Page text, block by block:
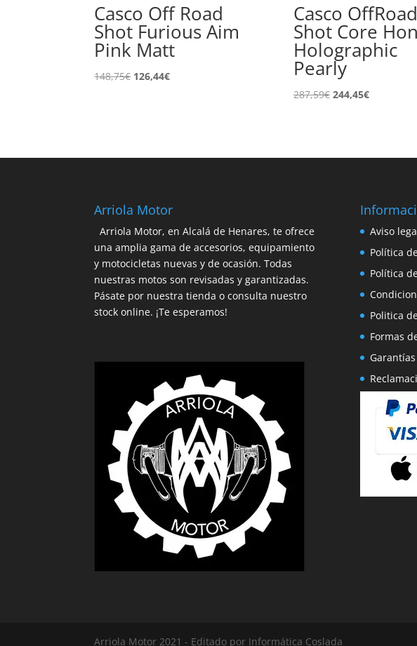
Casco Off Road
Shot Furious Aim
Pink Matt
148,75€ El
126,44€El
Casco OffRoad
Shot Core
Holographic
Pearly
287,59€ El
287,59€.
244,45€El
244,45€.
Arriola Motor
Arriola Motor, en Alcalá de Henares, te ofrece
una amplia gama de accesorios, equipamiento
y motocicletas nuevas y de ocasión. Todas
nuestras motos son revisadas y garantizadas.
Pásate por nuestra tienda o consulta nuestro
stock online. ¡Te esperamos!
Aviso
Política
Política
Politica
Formas
Arriola Motor 2021 - Editado por Informática Coslada